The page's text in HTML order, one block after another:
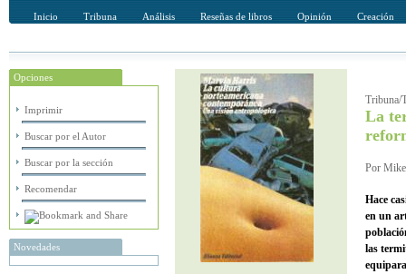
Inicio Tribuna Análisis Reseñas de libros Opinión Creación
Opciones
Imprimir
Buscar por el Autor
Buscar por la sección
Recomendar
Novedades
Recomendar
Su nombre Completo
Tribuna/
La
Por
Hace
en un
las